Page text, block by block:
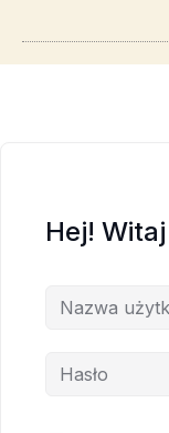
Hej!